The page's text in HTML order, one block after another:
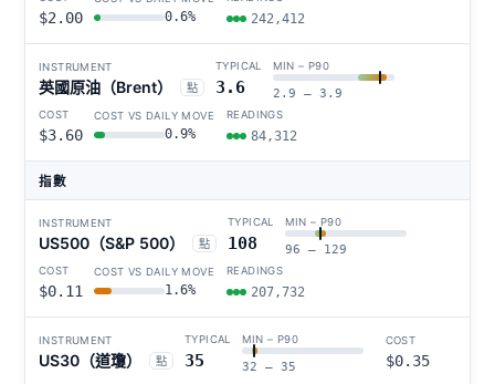
$2.00 0.6% 242,412
英國原油（Brent） 點 3.6 2.9 – 3.9
$3.60 0.9% 84,312
指數
US500（S&P 500） 點 108 96 – 129
$0.11 1.6% 207,732
US30（道瓊） 點 35 32 – 35 $0.35